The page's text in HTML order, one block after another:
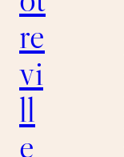
re
vi
ll
e